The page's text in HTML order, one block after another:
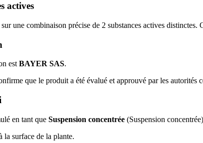
actives
combinaison précise de 2 substances actives distinctes.
estBAYER SAS.
que le produit a été évalué et approuvé par les autorités
en tant que Suspension concentrée (Suspension
la surface de la plante.